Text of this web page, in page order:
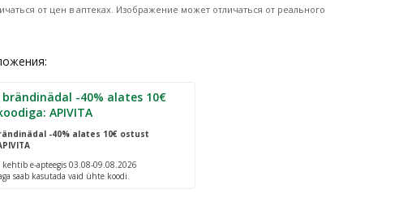
от цен в аптеках. Изображение может отличаться от реального
brändinädal -40% alates 10€
APIVITA
-40% alates 10€ ostust
e-apteegis 03.08-09.08.2026
saab kasutada vaid ühte koodi.